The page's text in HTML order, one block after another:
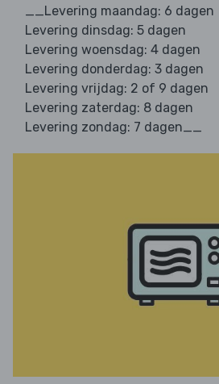
__Levering maandag: 6 dagen
Levering dinsdag: 5 dagen
Levering woensdag: 4 dagen
Levering donderdag: 3 dagen
Levering vrijdag: 2 of 9 dagen
Levering zaterdag: 8 dagen
Levering zondag: 7 dagen__